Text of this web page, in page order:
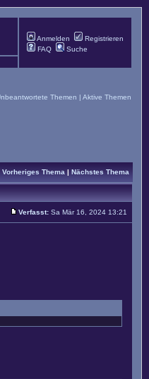
Anmelden
Registrieren
FAQ
Suche
Themen | Aktive Themen
Vorheriges Thema | Nächstes Thema
Verfasst: Sa Mär 16, 2024 13:21